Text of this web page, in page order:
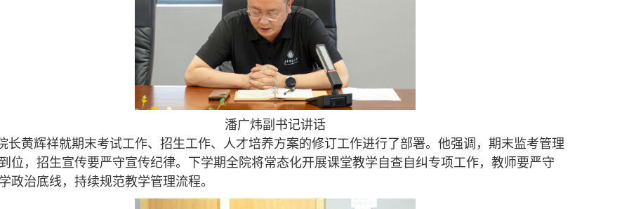
潘广炜副书记讲话
长黄辉祥就期末考试工作、招生工作、人才培养方案的修订工作进行了部署。他强调，期末监考管理
位，招生宣传要严守宣传纪律。下学期全院将常态化开展课堂教学自查自纠专项工作，教师要严守
政治底线，持续规范教学管理流程。